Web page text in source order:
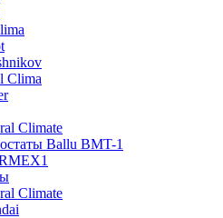
Clima
Climate
Ballu BMT-1
Climate